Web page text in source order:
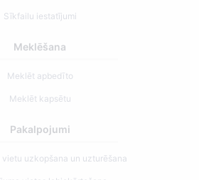
Sīkfailu iestatījumi
Meklēšana
Meklēt apbedīto
Meklēt kapsētu
Pakalpojumi
vietu uzkopšana un uzturēšana